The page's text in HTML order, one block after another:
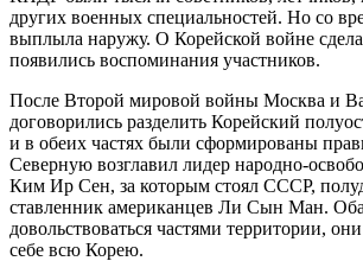
других военных специальностей. Но со
выплыла наружу. О Корейской войне
появились воспоминания участников.
После Второй мировой войны Москва и
договорились разделить Корейский
и в обеих частях были сформированы
Северную возглавил лидер народно-
Ким Ир Сен, за которым стоял СССР,
ставленник американцев Ли Сын Ман.
довольствоваться частями территории,
себе всю Корею.